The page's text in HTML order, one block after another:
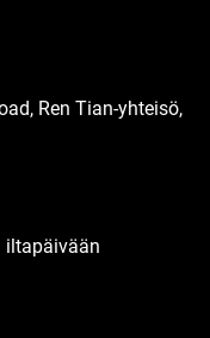
Ren Tian-yhteisö,
iltapäivään